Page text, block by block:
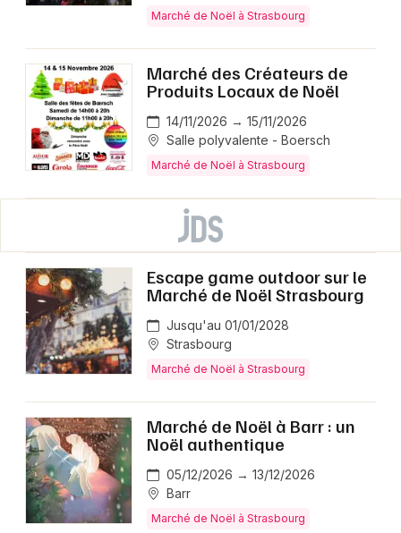
Marché de Noël à Strasbourg
Marché des Créateurs de
Produits Locaux de Noël
14/11/2026 → 15/11/2026
Salle polyvalente - Boersch
Marché de Noël à Strasbourg
Escape game outdoor sur le
Marché de Noël Strasbourg
Jusqu'au 01/01/2028
Strasbourg
Marché de Noël à Strasbourg
Marché de Noël à Barr : un
Noël authentique
05/12/2026 → 13/12/2026
Barr
Marché de Noël à Strasbourg